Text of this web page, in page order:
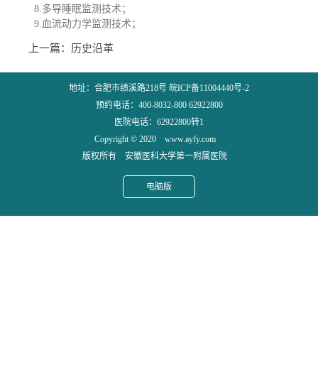
8.多导睡眠监测技术；
9.血流动力学监测技术；
上一篇： 历史沿革
地址：合肥市绩溪路218号 皖ICP备11004440号-2
预约电话：400-8032-800 62922800
医院电话：62922800转1
Copyright © 2020 www.ayfy.com
版权所有 安徽医科大学第一附属医院
电脑版